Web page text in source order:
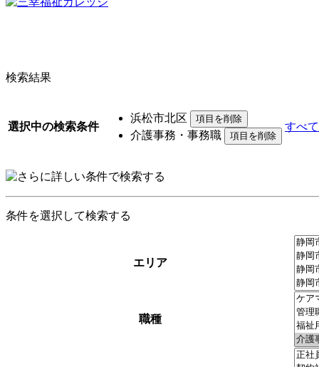
検索結果
選択中の検索条件
浜松市北区
介護事務・事務職
すべ
条件を選択して検索する
エリア
職種